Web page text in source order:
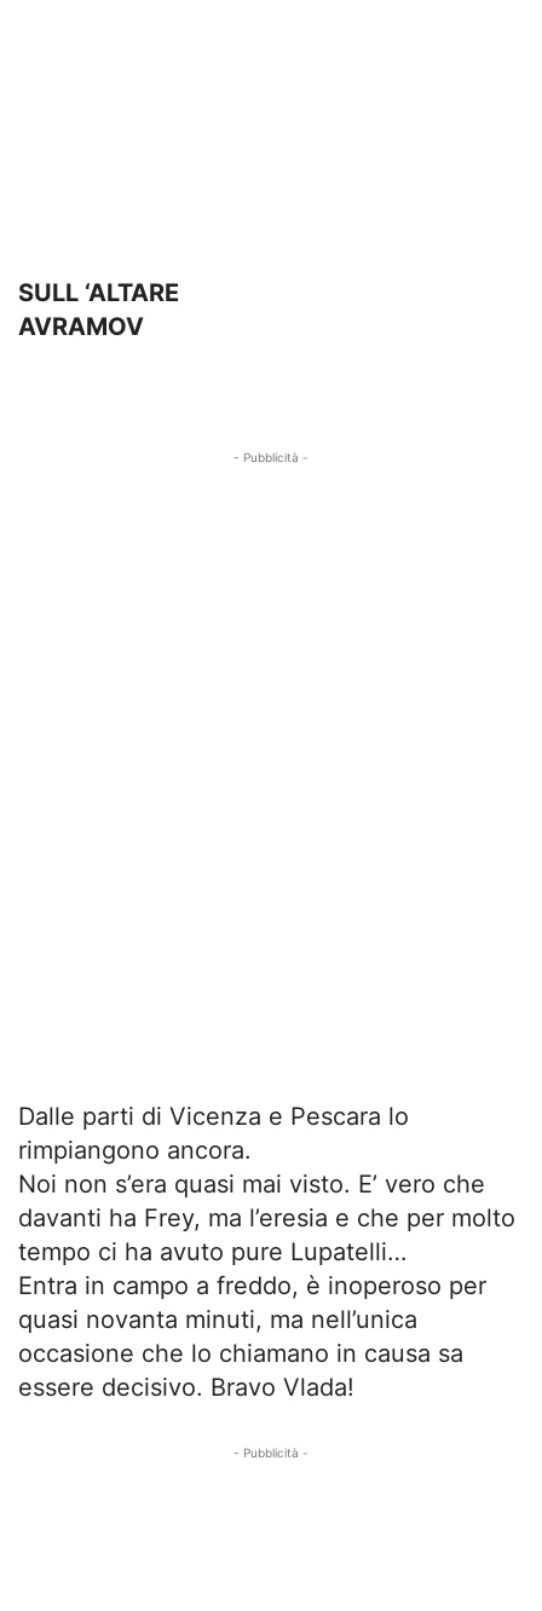
SULL ‘ALTARE
AVRAMOV
- Pubblicità -
Dalle parti di Vicenza e Pescara lo
rimpiangono ancora.
Noi non s’era quasi mai visto. E’ vero che
davanti ha Frey, ma l’eresia e che per molto
tempo ci ha avuto pure Lupatelli…
Entra in campo a freddo, è inoperoso per
quasi novanta minuti, ma nell’unica
occasione che lo chiamano in causa sa
essere decisivo. Bravo Vlada!
- Pubblicità -